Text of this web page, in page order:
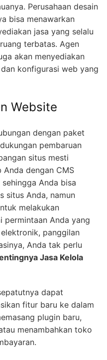
Perusahaan desain
bisa menawarkan
jasa yang selalu
terbatas. Agen
akan menyediakan
konfigurasi web yang
Website
dengan paket
pembaruan
situs mesti
Anda dengan CMS
Anda bisa
situs Anda, namun
melakukan
permintaan Anda yang
panggilan
Anda tak perlu
Jasa Kelola
dapat
fitur baru ke dalam
plugin baru,
menambahkan toko